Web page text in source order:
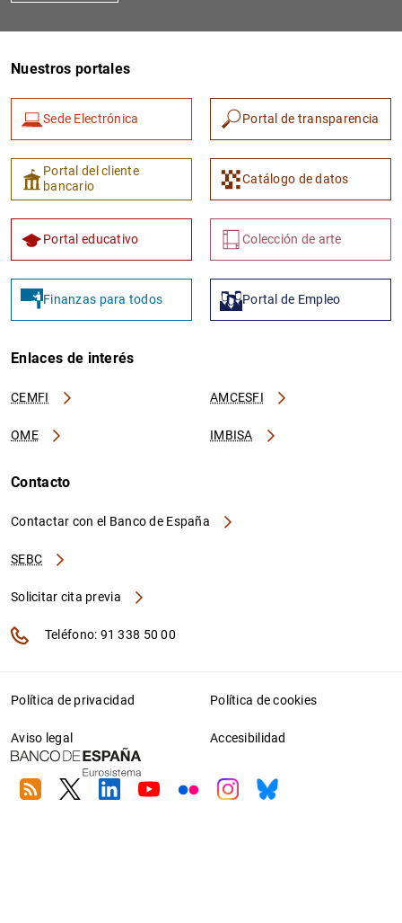
Nuestros portales
Sede Electrónica Portal de transparencia
Portal del cliente
bancario
Catálogo de datos
Portal educativo Colección de arte
Finanzas para todos Portal de Empleo
Enlaces de interés
CEMFI AMCESFI
OME IMBISA
Contacto
Contactar con el Banco de España
SEBC
Solicitar cita previa
Teléfono: 91 338 50 00
Política de privacidad Política de cookies
Aviso legal Accesibilidad
RSS TwitterLinkedin
YoutubeFlickrInstagram
Bluesky